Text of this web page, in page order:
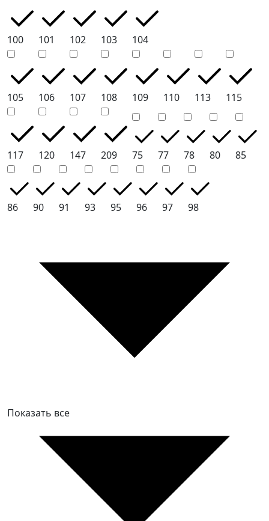
100 101 102 103 104
105 106 107 108 109 110 113 115
117 120 147 209 75 77 78 80 85
86 90 91 93 95 96 97 98
Показать все